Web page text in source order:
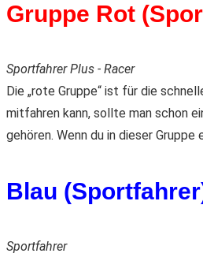
Gruppe Rot
Sportfahrer Plus - Racer
Die „rote Gruppe“ ist für die
mitfahren kann, sollte man schon
gehören. Wenn du in dieser
Blau
Sportfahrer